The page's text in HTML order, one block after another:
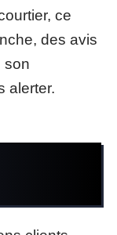
ce
des avis
son
alerter.